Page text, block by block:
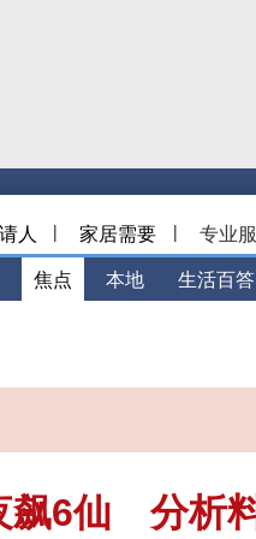
请人 | 家居需要 | 专业
焦点 本地 生活百答
飙6仙 分析